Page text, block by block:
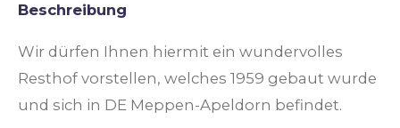
Beschreibung
Wir dürfen Ihnen hiermit ein wundervolles
Resthof vorstellen, welches 1959 gebaut wurde
und sich in DE Meppen-Apeldorn befindet.